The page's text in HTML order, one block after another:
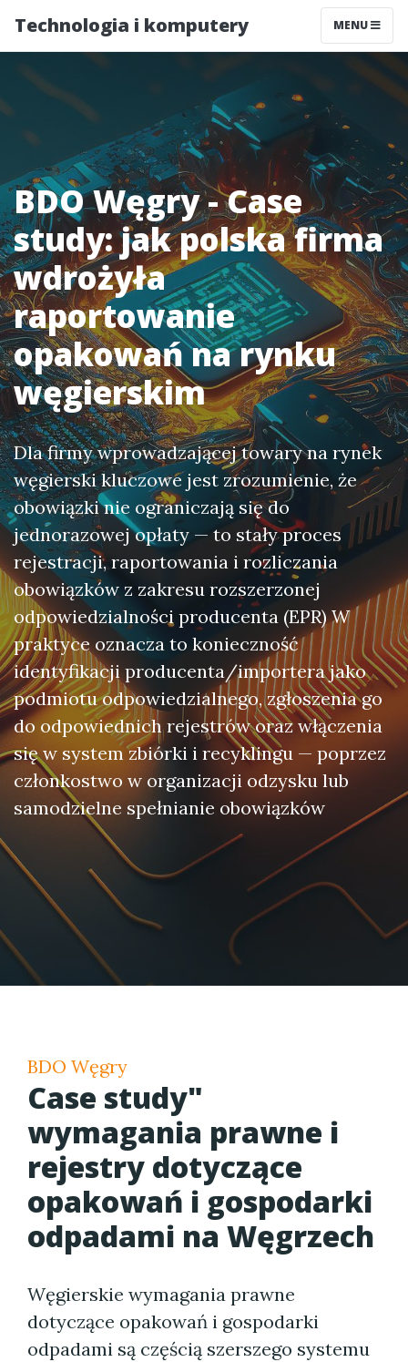
Technologia i komputery MENU
BDO Węgry - Case
study: jak polska firma
wdrożyła
raportowanie
opakowań na rynku
węgierskim
Dla firmy wprowadzającej towary na rynek
węgierski kluczowe jest zrozumienie, że
obowiązki nie ograniczają się do
jednorazowej opłaty — to stały proces
rejestracji, raportowania i rozliczania
obowiązków z zakresu rozszerzonej
odpowiedzialności producenta (EPR) W
praktyce oznacza to konieczność
identyfikacji producenta/importera jako
podmiotu odpowiedzialnego, zgłoszenia go
do odpowiednich rejestrów oraz włączenia
się w system zbiórki i recyklingu — poprzez
członkostwo w organizacji odzysku lub
samodzielne spełnianie obowiązków
BDO Węgry
Case study"
wymagania prawne i
rejestry dotyczące
opakowań i gospodarki
odpadami na Węgrzech
Węgierskie wymagania prawne
dotyczące opakowań i gospodarki
odpadami są częścią szerszego systemu